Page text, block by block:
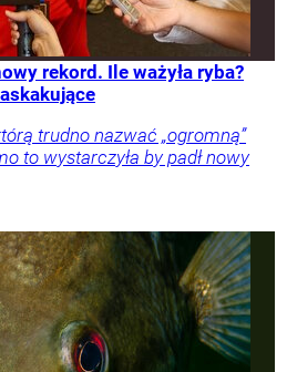
rekord. Ile ważyła ryba?
trudno nazwać „ogromną”
to wystarczyła by padł nowy